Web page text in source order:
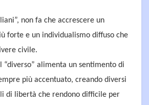
non fa che accrescere un
forte e un individualismo diffuso che
civile.
“diverso” alimenta un sentimento di
più accentuato, creando diversi
di libertà che rendono difficile per